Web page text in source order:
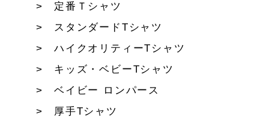
定番Ｔシャツ
スタンダードTシャツ
ハイクオリティーTシャツ
キッズ・ベビーTシャツ
ベイビー ロンパース
厚手Tシャツ